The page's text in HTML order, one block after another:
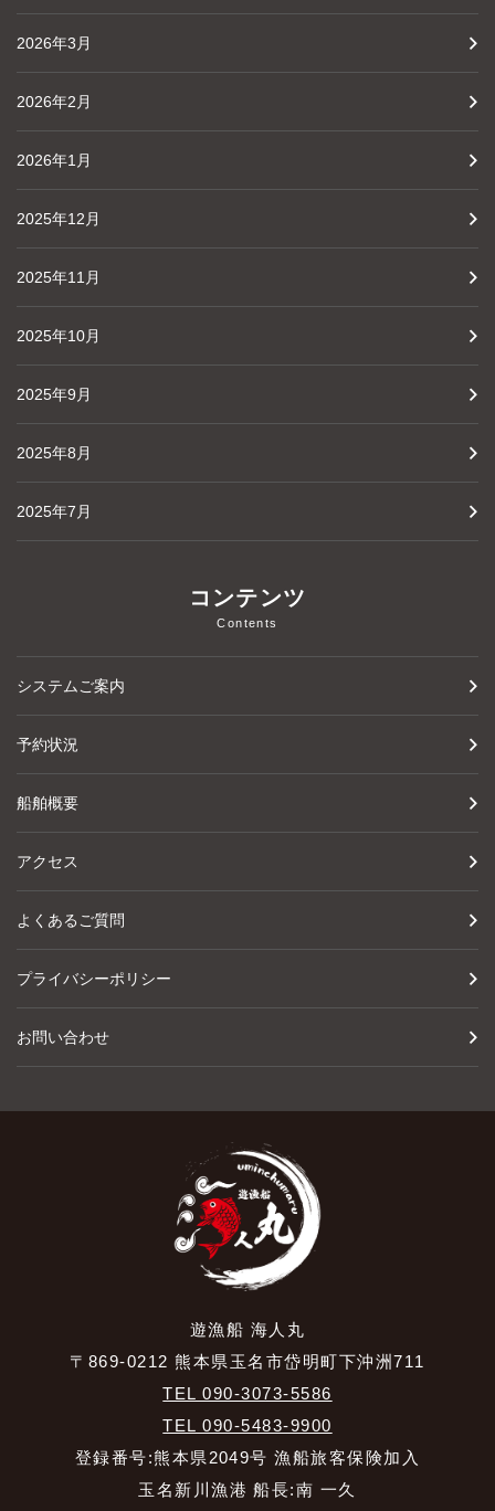
2026年3月
2026年2月
2026年1月
2025年12月
2025年11月
2025年10月
2025年9月
2025年8月
2025年7月
コンテンツ
Contents
システムご案内
予約状況
船舶概要
アクセス
よくあるご質問
プライバシーポリシー
お問い合わせ
遊漁船 海人丸
〒869-0212 熊本県玉名市岱明町下沖洲711
TEL 090-3073-5586
TEL 090-5483-9900
登録番号:熊本県2049号 漁船旅客保険加入
玉名新川漁港 船長:南 一久